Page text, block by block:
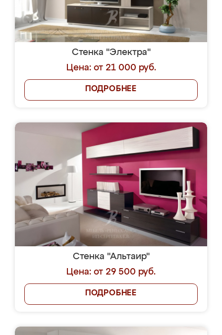
Стенка "Электра"
Цена: от 21 000 руб.
ПОДРОБНЕЕ
Стенка "Альтаир"
Цена: от 29 500 руб.
ПОДРОБНЕЕ